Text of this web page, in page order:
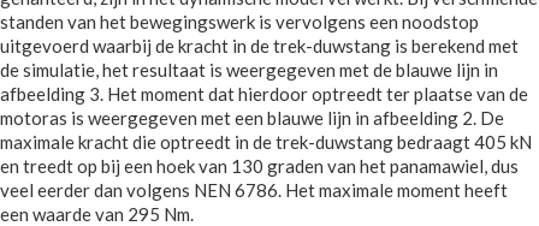
standen van het bewegingswerk is vervolgens een noodstop
uitgevoerd waarbij de kracht in de trek-duwstang is berekend met
de simulatie, het resultaat is weergegeven met de blauwe lijn in
afbeelding 3. Het moment dat hierdoor optreedt ter plaatse van de
motoras is weergegeven met een blauwe lijn in afbeelding 2. De
maximale kracht die optreedt in de trek-duwstang bedraagt 405 kN
en treedt op bij een hoek van 130 graden van het panamawiel, dus
veel eerder dan volgens NEN 6786. Het maximale moment heeft
een waarde van 295 Nm.